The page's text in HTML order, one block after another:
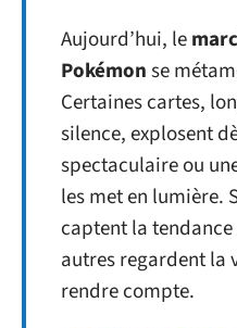
Aujourd’hui, le
Pokémonse
Certaines cartes,
silence, explosent
spectaculaire ou
les met en lumière.
captent la
autres regardent la
rendre compte.